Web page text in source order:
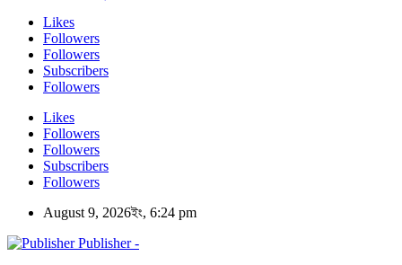
Likes
Followers
Followers
Subscribers
Followers
Likes
Followers
Followers
Subscribers
Followers
August 9, 2026ইং, 6:24 pm
Publisher -